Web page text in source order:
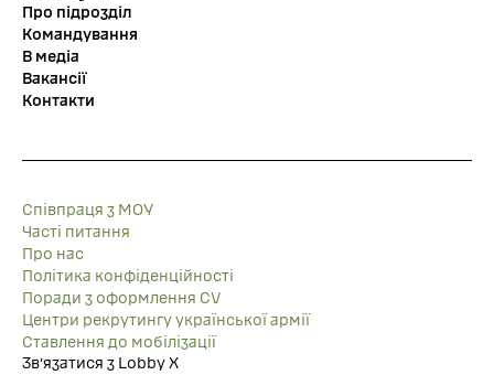
Про підрозділ
Командування
В медіа
Вакансії
Контакти
Співпраця з МОУ
Часті питання
Про нас
Політика конфіденційності
Поради з оформлення CV
Центри рекрутингу української армії
Ставлення до мобілізації
Звʼязатися з Lobby X